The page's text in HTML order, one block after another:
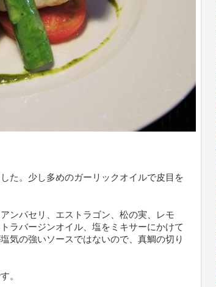
た。少し多めのガーリックオイルで皮目を
ンパセリ、エストラゴン、松の実、レモ
ラバージンオイル、塩をミキサーにかけて
気の強いソースではないので、真鯛の切り
。